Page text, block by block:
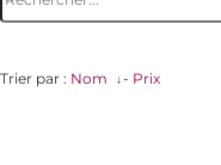
Trier par : Nom - Prix